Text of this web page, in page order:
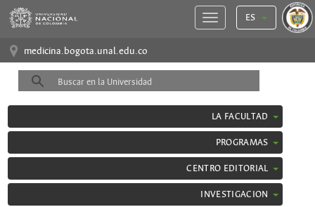
ES
medicina.bogota.unal.edu.co
LA FACULTAD
PROGRAMAS
CENTRO EDITORIAL
INVESTIGACION